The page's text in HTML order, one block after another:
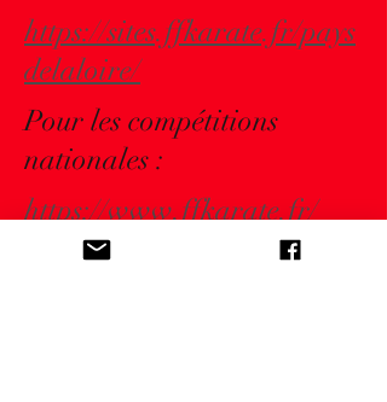
https://sites.ffkarate.fr/pays
delaloire/
Pour les compétitions
nationales :
https://www.ffkarate.fr/